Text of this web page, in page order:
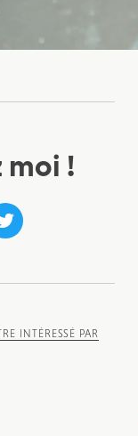
moi !
INTÉRESSÉ PAR